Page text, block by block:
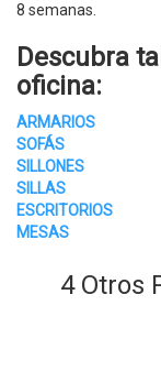
8 semanas.
Descubra
oficina:
ARMARIOS
SOFÁS
SILLONES
SILLAS
ESCRITORIOS
MESAS
4 Otros